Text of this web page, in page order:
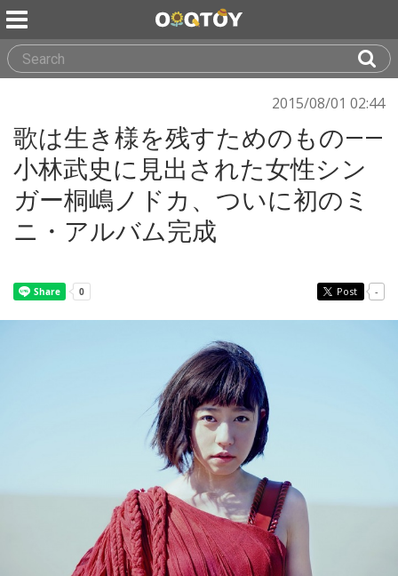
2015/08/01 02:44
歌は生き様を残すためのもの——
小林武史に見出された女性シン
ガー桐嶋ノドカ、ついに初のミ
ニ・アルバム完成
Post -